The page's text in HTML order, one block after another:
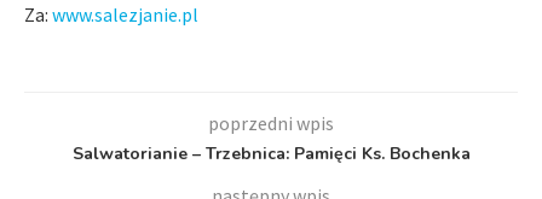
Za: www.salezjanie.pl
poprzedni wpis
Salwatorianie – Trzebnica: Pamięci Ks. Bochenka